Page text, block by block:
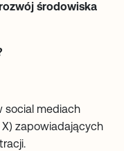
środowiska
social mediach
X) zapowiadających